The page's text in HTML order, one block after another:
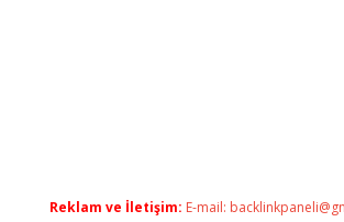
Reklam ve İletişim: E-mail: